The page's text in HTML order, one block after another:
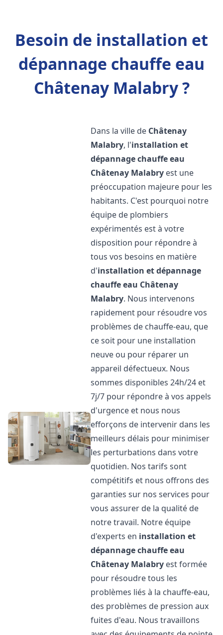
Besoin de installation et
dépannage chauffe eau
Châtenay Malabry ?
Dans la ville de Châtenay
Malabry, l'installation et
dépannage chauffe eau
Châtenay Malabry est une
préoccupation majeure pour les
habitants. C'est pourquoi notre
équipe de plombiers
expérimentés est à votre
disposition pour répondre à
tous vos besoins en matière
d'installation et dépannage
chauffe eau Châtenay
Malabry. Nous intervenons
rapidement pour résoudre vos
problèmes de chauffe-eau, que
ce soit pour une installation
neuve ou pour réparer un
appareil défectueux. Nous
sommes disponibles 24h/24 et
7j/7 pour répondre à vos appels
d'urgence et nous nous
efforçons de intervenir dans les
meilleurs délais pour minimiser
les perturbations dans votre
quotidien. Nos tarifs sont
compétitifs et nous offrons des
garanties sur nos services pour
vous assurer de la qualité de
notre travail. Notre équipe
d'experts en installation et
dépannage chauffe eau
Châtenay Malabry est formée
pour résoudre tous les
problèmes liés à la chauffe-eau,
des problèmes de pression aux
fuites d'eau. Nous travaillons